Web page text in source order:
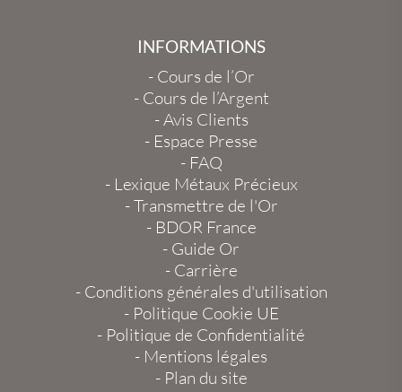
INFORMATIONS
- Cours de l’Or
- Cours de l’Argent
-Avis Clients
- Espace Presse
- FAQ
- Lexique Métaux Précieux
-Transmettre de l'Or
- BDOR France
- Guide Or
- Carrière
- Conditions générales d'utilisation
- Politique Cookie UE
- Politique de Confidentialité
- Mentions légales
- Plan du site